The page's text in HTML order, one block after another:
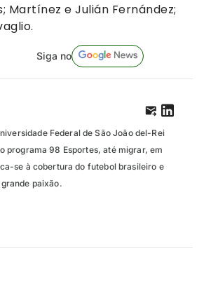
Martínez e Julián Fernández;
Siga no
Federal de São João del-Rei
programa 98 Esportes, até migrar, em
se à cobertura do futebol brasileiro e
paixão.